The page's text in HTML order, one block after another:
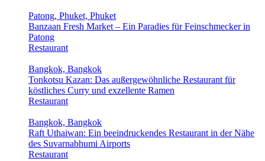
Patong, Phuket, Phuket
Banzaan Fresh Market – Ein Paradies für Feinschmecker in
Patong
Restaurant
Bangkok, Bangkok
Tonkotsu Kazan: Das außergewöhnliche Restaurant für
köstliches Curry und exzellente Ramen
Restaurant
Bangkok, Bangkok
Raft Uthaiwan: Ein beeindruckendes Restaurant in der Nähe
des Suvarnabhumi Airports
Restaurant